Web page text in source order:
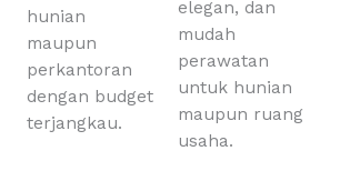
hunian
maupun
perkantoran
dengan budget
terjangkau.
elegan, dan
mudah
perawatan
untuk hunian
maupun ruang
usaha.